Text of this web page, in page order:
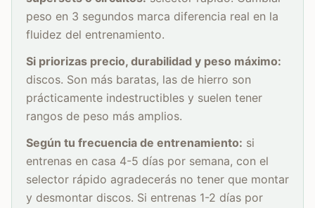
peso en 3 segundos marca diferencia real en la
fluidez del entrenamiento.
Si priorizas precio, durabilidad y peso máximo:
discos. Son más baratas, las de hierro son
prácticamente indestructibles y suelen tener
rangos de peso más amplios.
Según tu frecuencia de entrenamiento: si
entrenas en casa 4-5 días por semana, con el
selector rápido agradecerás no tener que montar
y desmontar discos. Si entrenas 1-2 días por